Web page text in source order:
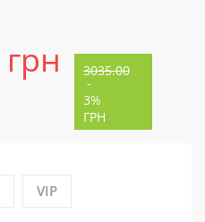
грн 3035.00
-
3%
ГРН
VIP